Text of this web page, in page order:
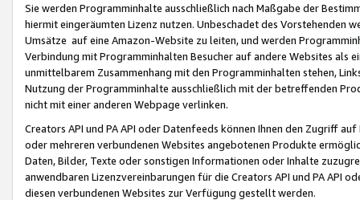
Sie werden Programminhalte ausschließlich nach Maßgabe der
hiermit eingeräumten Lizenz nutzen. Unbeschadet des Vorstehenden
Umsätze auf eine Amazon-Website zu leiten, und werden
Verbindung mit Programminhalten Besucher auf andere Websites als
unmittelbarem Zusammenhang mit den Programminhalten stehen,
Nutzung der Programminhalte ausschließlich mit der betreffenden
nicht mit einer anderen Webpage verlinken.
Creators API und PA API oder Datenfeeds können Ihnen den Zugriff
oder mehreren verbundenen Websites angebotenen Produkte
Daten, Bilder, Texte oder sonstigen Informationen oder Inhalte
anwendbaren Lizenzvereinbarungen für die Creators API und PA API
diesen verbundenen Websites zur Verfügung gestellt werden.